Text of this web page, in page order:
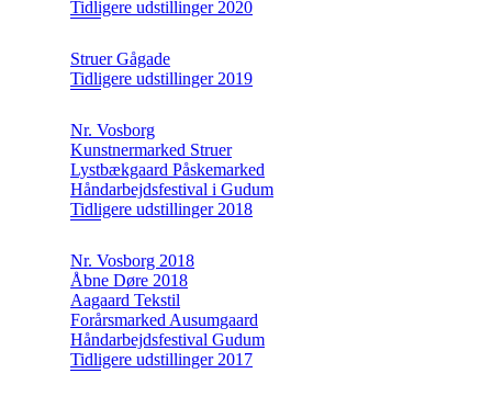
Tidligere udstillinger 2020
Struer Gågade
Tidligere udstillinger 2019
Nr. Vosborg
Kunstnermarked Struer
Lystbækgaard Påskemarked
Håndarbejdsfestival i Gudum
Tidligere udstillinger 2018
Nr. Vosborg 2018
Åbne Døre 2018
Aagaard Tekstil
Forårsmarked Ausumgaard
Håndarbejdsfestival Gudum
Tidligere udstillinger 2017